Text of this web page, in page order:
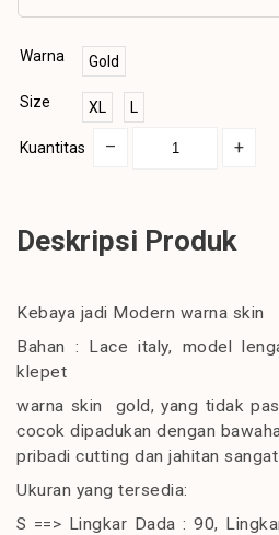
Warna Gold
Size XL L
Kuantitas – +
Deskripsi Produk
Kebaya jadi Modern warna skin
Bahan : Lace italy, model
klepet
warna skin gold, yang tidak
cocok dipadukan dengan
pribadi cutting dan jahitan
Ukuran yang tersedia:
S ==> Lingkar Dada : 90,